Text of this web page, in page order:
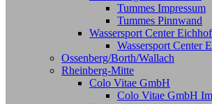
Tummes Impressum
Tummes Pinnwand
Wassersport Center
Wassersport Center
Ossenberg/Borth/Wallach
Rheinberg-Mitte
Colo Vitae GmbH
Colo Vitae GmbH